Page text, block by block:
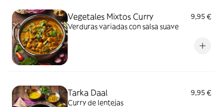
Vegetales Mixtos Curry
9,95 €
Verduras variadas con salsa suave
Tarka Daal
9,95 €
Curry de lentejas